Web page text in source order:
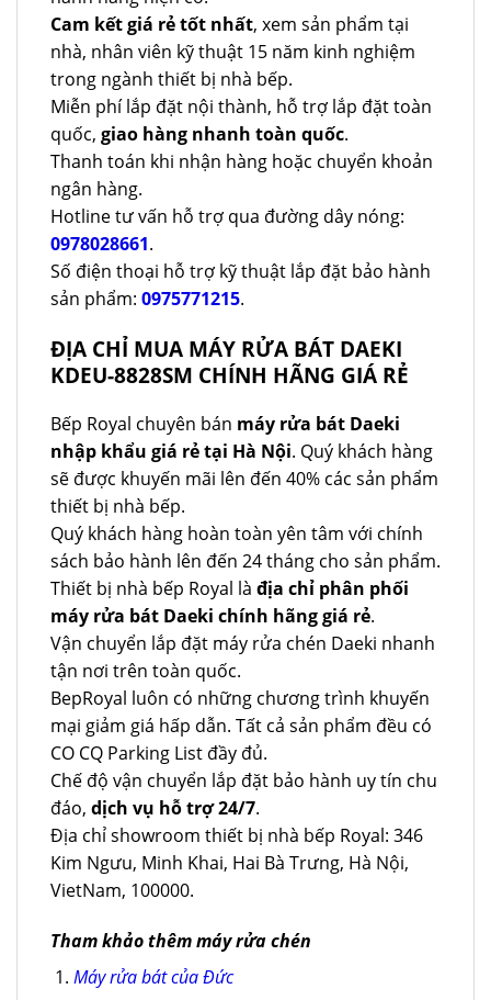
Cam kết giá rẻ tốt nhất, xem sản phẩm tại
nhà, nhân viên kỹ thuật 15 năm kinh nghiệm
trong ngành thiết bị nhà bếp.
Miễn phí lắp đặt nội thành, hỗ trợ lắp đặt toàn
quốc, giao hàng nhanh toàn quốc.
Thanh toán khi nhận hàng hoặc chuyển khoản
ngân hàng.
Hotline tư vấn hỗ trợ qua đường dây nóng:
0978028661.
Số điện thoại hỗ trợ kỹ thuật lắp đặt bảo hành
sản phẩm: 0975771215.
ĐỊA CHỈ MUA MÁY RỬA BÁT DAEKI
KDEU-8828SM CHÍNH HÃNG GIÁ RẺ
Bếp Royal chuyên bán máy rửa bát Daeki
nhập khẩu giá rẻ tại Hà Nội. Quý khách hàng
sẽ được khuyến mãi lên đến 40% các sản phẩm
thiết bị nhà bếp.
Quý khách hàng hoàn toàn yên tâm với chính
sách bảo hành lên đến 24 tháng cho sản phẩm.
Thiết bị nhà bếp Royal là địa chỉ phân phối
máy rửa bát Daeki chính hãng giá rẻ.
Vận chuyển lắp đặt máy rửa chén Daeki nhanh
tận nơi trên toàn quốc.
BepRoyal luôn có những chương trình khuyến
mại giảm giá hấp dẫn. Tất cả sản phẩm đều có
CO CQ Parking List đầy đủ.
Chế độ vận chuyển lắp đặt bảo hành uy tín chu
đáo, dịch vụ hỗ trợ 24/7.
Địa chỉ showroom thiết bị nhà bếp Royal: 346
Kim Ngưu, Minh Khai, Hai Bà Trưng, Hà Nội,
VietNam, 100000.
Tham khảo thêm máy rửa chén
Máy rửa bát của Đức